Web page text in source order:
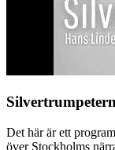
Det här är ett
över Stockholms